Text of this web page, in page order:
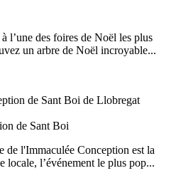
l’une des foires de Noël les plus
un arbre de Noël incroyable...
de Sant Boi
l'Immaculée Conception est la
locale, l’événement le plus pop...